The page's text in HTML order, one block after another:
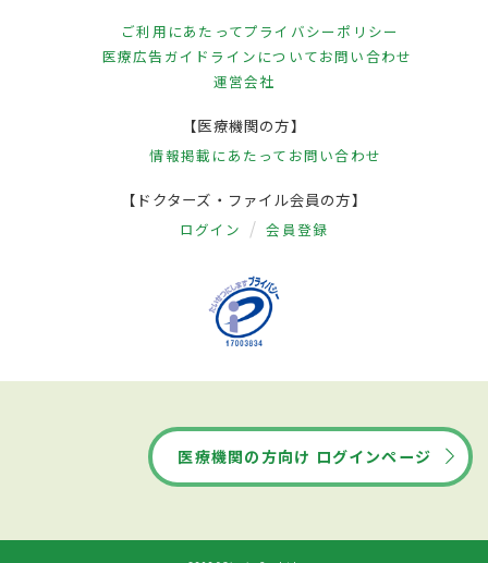
ご利用にあたってプライバシーポリシー
医療広告ガイドラインについてお問い合わせ
運営会社
【医療機関の方】
情報掲載にあたって お問い合わせ
【ドクターズ・ファイル会員の方】
ログイン 会員登録
医療機関の方向け ログインページ